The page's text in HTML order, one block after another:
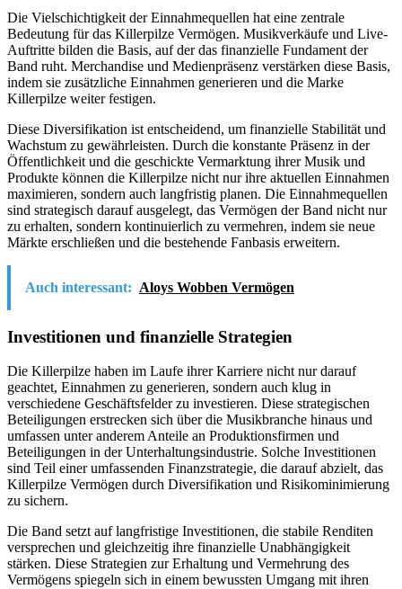
Die Vielschichtigkeit der Einnahmequellen hat eine zentrale
Bedeutung für das Killerpilze Vermögen. Musikverkäufe und Live-
Auftritte bilden die Basis, auf der das finanzielle Fundament der
Band ruht. Merchandise und Medienpräsenz verstärken diese Basis,
indem sie zusätzliche Einnahmen generieren und die Marke
Killerpilze weiter festigen.
Diese Diversifikation ist entscheidend, um finanzielle Stabilität und
Wachstum zu gewährleisten. Durch die konstante Präsenz in der
Öffentlichkeit und die geschickte Vermarktung ihrer Musik und
Produkte können die Killerpilze nicht nur ihre aktuellen Einnahmen
maximieren, sondern auch langfristig planen. Die Einnahmequellen
sind strategisch darauf ausgelegt, das Vermögen der Band nicht nur
zu erhalten, sondern kontinuierlich zu vermehren, indem sie neue
Märkte erschließen und die bestehende Fanbasis erweitern.
Auch interessant: Aloys Wobben Vermögen
Investitionen und finanzielle Strategien
Die Killerpilze haben im Laufe ihrer Karriere nicht nur darauf
geachtet, Einnahmen zu generieren, sondern auch klug in
verschiedene Geschäftsfelder zu investieren. Diese strategischen
Beteiligungen erstrecken sich über die Musikbranche hinaus und
umfassen unter anderem Anteile an Produktionsfirmen und
Beteiligungen in der Unterhaltungsindustrie. Solche Investitionen
sind Teil einer umfassenden Finanzstrategie, die darauf abzielt, das
Killerpilze Vermögen durch Diversifikation und Risikominimierung
zu sichern.
Die Band setzt auf langfristige Investitionen, die stabile Renditen
versprechen und gleichzeitig ihre finanzielle Unabhängigkeit
stärken. Diese Strategien zur Erhaltung und Vermehrung des
Vermögens spiegeln sich in einem bewussten Umgang mit ihren